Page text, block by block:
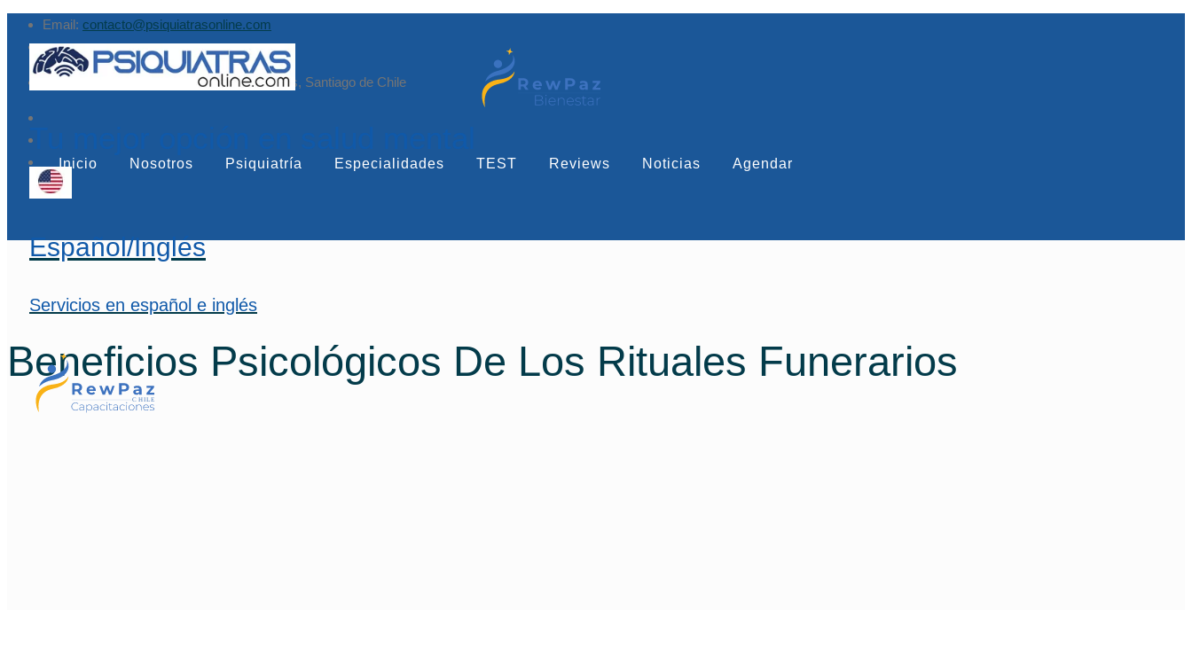
Email: contacto@psiquiatrasonline.com
Augusto Leguía Sur 79, of. 407, Las Condes, Santiago de Chile
Tu mejor opción en salud mental
Español/Inglés
Servicios en español e inglés
Inicio Nosotros Psiquiatría Especialidades TEST Reviews Noticias Agendar
Beneficios Psicológicos De Los Rituales Funerarios